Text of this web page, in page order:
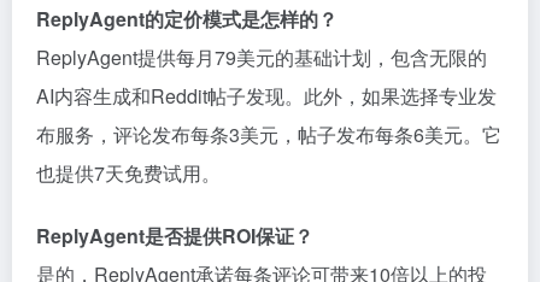
ReplyAgent的定价模式是怎样的？
ReplyAgent提供每月79美元的基础计划，包含无限的
AI内容生成和Reddit帖子发现。此外，如果选择专业发
布服务，评论发布每条3美元，帖子发布每条6美元。它
也提供7天免费试用。
ReplyAgent是否提供ROI保证？
是的，ReplyAgent承诺每条评论可带来10倍以上的投